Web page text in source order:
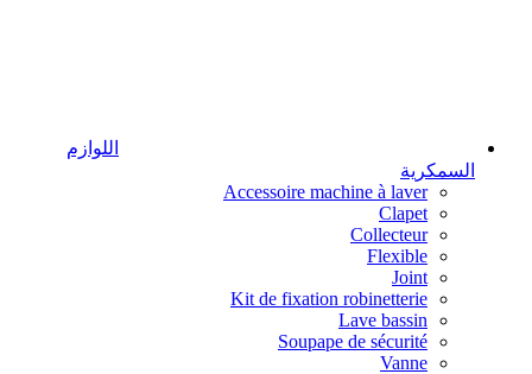
اللوازم
السمكرية
Accessoire machine à laver
Clapet
Collecteur
Flexible
Joint
Kit de fixation robinetterie
Lave bassin
Soupape de sécurité
Vanne